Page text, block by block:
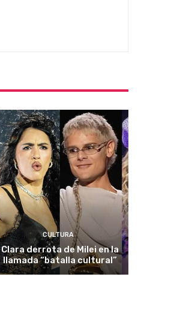
CULTURA
Clara derrota de Milei en la
llamada “batalla cultural”